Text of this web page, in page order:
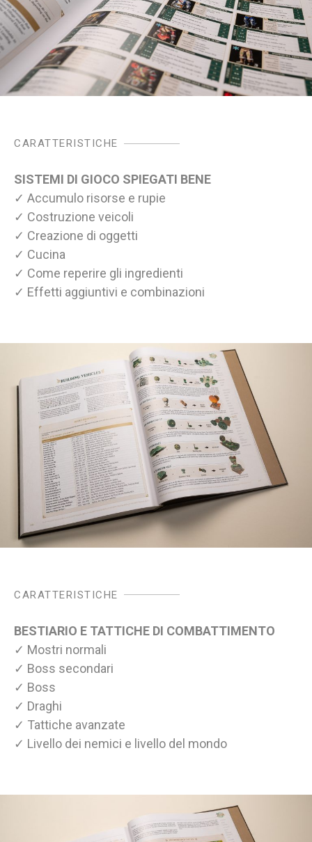
CARATTERISTICHE
SISTEMI DI GIOCO SPIEGATI BENE
✓ Accumulo risorse e rupie
✓ Costruzione veicoli
✓ Creazione di oggetti
✓ Cucina
✓ Come reperire gli ingredienti
✓ Effetti aggiuntivi e combinazioni
CARATTERISTICHE
BESTIARIO E TATTICHE DI COMBATTIMENTO
✓ Mostri normali
✓ Boss secondari
✓ Boss
✓ Draghi
✓ Tattiche avanzate
✓ Livello dei nemici e livello del mondo